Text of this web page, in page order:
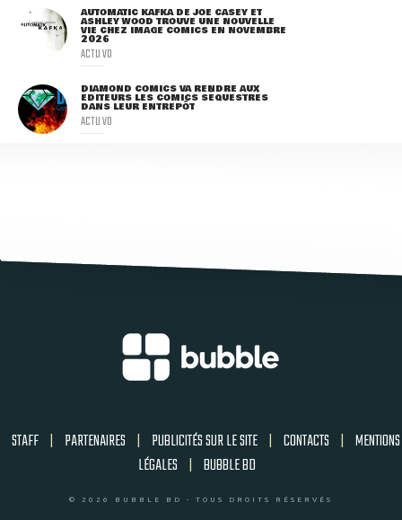
AUTOMATIC KAFKA DE JOE CASEY ET
ASHLEY WOOD TROUVE UNE NOUVELLE
VIE CHEZ IMAGE COMICS EN NOVEMBRE
2026
ACTU VO
DIAMOND COMICS VA RENDRE AUX
ÉDITEURS LES COMICS SÉQUESTRÉS
DANS LEUR ENTREPÔT
ACTU VO
STAFF | PARTENAIRES | PUBLICITÉS SUR LE SITE | CONTACTS | MENTIONS
LÉGALES | BUBBLE BD
© 2026 BUBBLE BD - TOUS DROITS RÉSERVÉS